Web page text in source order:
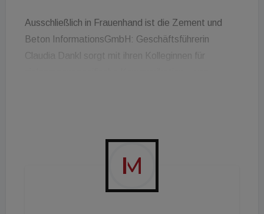
Ausschließlich in Frauenhand ist die Zement und
Beton InformationsGmbH: Geschäftsführerin
Claudia Dankl sorgt mit ihren Kolleginnen für
Baubranche einen herausragenden Frauenanteil
ursprünglich gar nicht unsere Strategie. Heute
wissen wir und sind davon überzeugt, dass ein guter